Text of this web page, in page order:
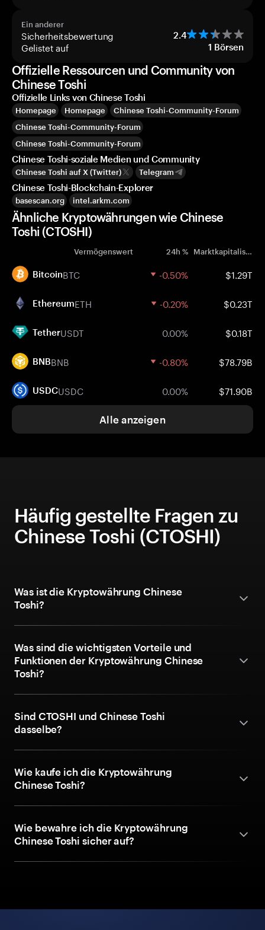
Ein anderer
Sicherheitsbewertung 2.4
Gelistet auf 1 Börsen
Offizielle Ressourcen und Community von
Chinese Toshi
Offizielle Links von Chinese Toshi
Homepage Homepage
Chinese Toshi-Community-Forum
Chinese Toshi-Community-Forum
Chinese Toshi-Community-Forum
Chinese Toshi-soziale Medien und Community
Chinese Toshi auf X (Twitter) Telegram
Chinese Toshi-Blockchain-Explorer
basescan.org intel.arkm.com
Ähnliche Kryptowährungen wie Chinese
Toshi (CTOSHI)
Vermögenswert 24h % Marktkapitalisierung
BitcoinBTC -0.50% $1.29T
EthereumETH -0.20% $0.23T
TetherUSDT 0.00% $0.18T
BNBBNB -0.80% $78.79B
USDCUSDC 0.00% $71.90B
Alle anzeigen
Häufig gestellte Fragen zu
Chinese Toshi (CTOSHI)
Was ist die Kryptowährung Chinese
Toshi?
Was sind die wichtigsten Vorteile und
Funktionen der Kryptowährung Chinese
Toshi?
Sind CTOSHI und Chinese Toshi
dasselbe?
Wie kaufe ich die Kryptowährung
Chinese Toshi?
Wie bewahre ich die Kryptowährung
Chinese Toshi sicher auf?